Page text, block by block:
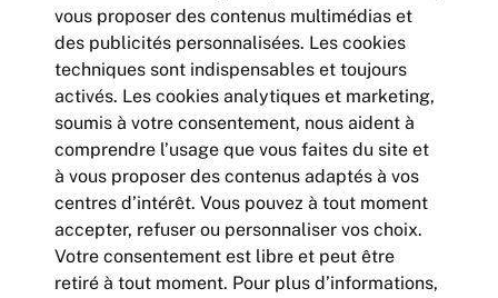
BUREAUX - QUARTIER
CLEMENCEAU - 544 m²
vous proposer des contenus multimédias et
des publicités personnalisées. Les cookies
techniques sont indispensables et toujours
activés. Les cookies analytiques et marketing,
soumis à votre consentement, nous aident à
comprendre l’usage que vous faites du site et
à vous proposer des contenus adaptés à vos
centres d’intérêt. Vous pouvez à tout moment
accepter, refuser ou personnaliser vos choix.
Votre consentement est libre et peut être
retiré à tout moment. Pour plus d’informations,